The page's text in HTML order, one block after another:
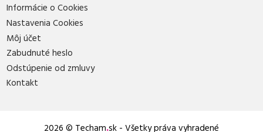
Informácie o Cookies
Nastavenia Cookies
Môj účet
Zabudnuté heslo
Odstúpenie od zmluvy
Kontakt
2026 © Techam.sk - Všetky práva vyhradené